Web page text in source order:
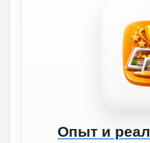
Опыт и